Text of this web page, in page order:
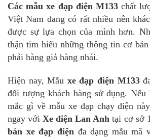
Các mẫu xe đạp điện M133 chất
Việt Nam đang có rất nhiều nên
được sự lựa chọn của mình hơn.
thận tìm hiểu những thông tin cơ
phải hàng giả hàng nhái.
Hiện nay, Mẫu xe đạp điện M133
đối tượng khách hàng sử dụng. Nếu
mắc gì về mẫu xe đạp chạy điện
ngay vớiXe điện Lan Anh tại cơ sở
bán xe đạp điện đa dạng mẫu mã